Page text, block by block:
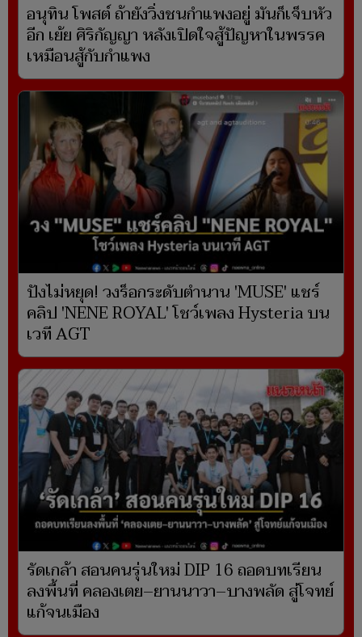
อนุทิน โพสต์ ถ้ายังวิ่งชนกำแพงอยู่ มันก็เจ็บหัว
อีก เย้ย ศิริกัญญา หลังเปิดใจสู้ปัญหาในพรรค
เหมือนสู้กับกำแพง
ปังไม่หยุด! วงร็อกระดับตำนาน 'MUSE' แชร์
คลิป 'NENE ROYAL' โชว์เพลง Hysteria บน
เวที AGT
รัดเกล้า สอนคนรุ่นใหม่ DIP 16 ถอดบทเรียน
ลงพื้นที่ คลองเตย–ยานนาวา–บางพลัด สู่โจทย์
แก้จนเมือง